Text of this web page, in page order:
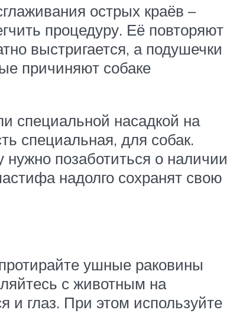
острых краёв –
процедуру. Её повторяют
выстригается, а подушечки
причиняют собаке
специальной насадкой на
специальная, для собак.
позаботиться о наличии
надолго сохранят свою
ушные раковины
с животным на
и глаз. При этом используйте